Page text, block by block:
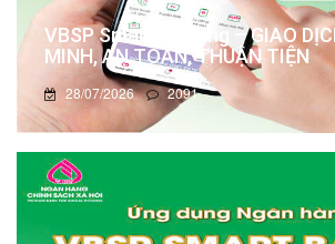
VBSP Smart Banking – GIAO
MINH, AN TOÀN, THUẬN TIỆN
28/07/2026 2091